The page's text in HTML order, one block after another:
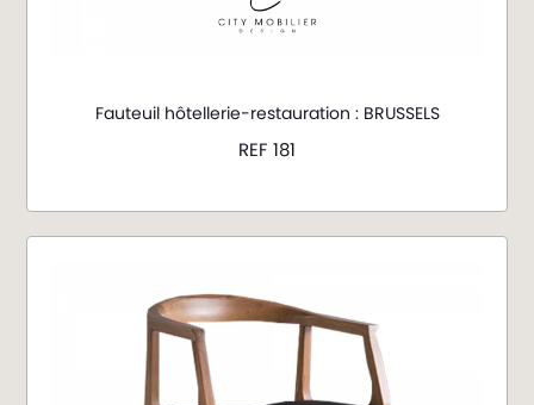
Fauteuil hôtellerie-restauration : BRUSSELS
REF 181